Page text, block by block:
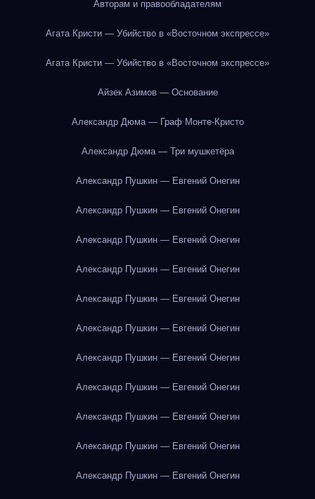
Авторам и правообладателям
Агата Кристи — Убийство в «Восточном экспрессе»
Агата Кристи — Убийство в «Восточном экспрессе»
Айзек Азимов — Основание
Александр Дюма — Граф Монте-Кристо
Александр Дюма — Три мушкетёра
Александр Пушкин — Евгений Онегин
Александр Пушкин — Евгений Онегин
Александр Пушкин — Евгений Онегин
Александр Пушкин — Евгений Онегин
Александр Пушкин — Евгений Онегин
Александр Пушкин — Евгений Онегин
Александр Пушкин — Евгений Онегин
Александр Пушкин — Евгений Онегин
Александр Пушкин — Евгений Онегин
Александр Пушкин — Евгений Онегин
Александр Пушкин — Евгений Онегин